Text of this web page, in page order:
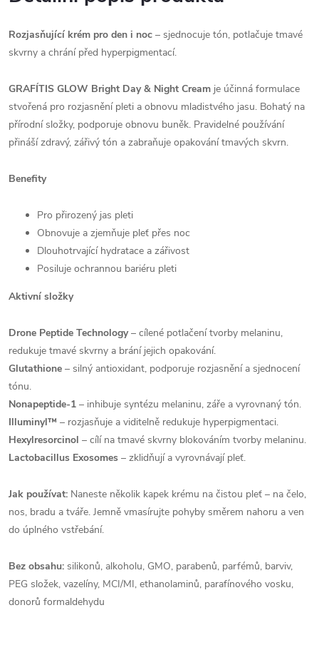
Rozjasňující krém pro den i noc – sjednocuje tón, potlačuje tmavé
skvrny a chrání před hyperpigmentací.
GRAFÍTIS GLOW Bright Day & Night Cream je účinná formulace
stvořená pro rozjasnění pleti a obnovu mladistvého jasu. Bohatý na
přírodní složky, podporuje obnovu buněk. Pravidelné používání
přináší zdravý, zářivý tón a zabraňuje opakování tmavých skvrn.
Benefity
Pro přirozený jas pleti
Obnovuje a zjemňuje pleť přes noc
Dlouhotrvající hydratace a zářivost
Posiluje ochrannou bariéru pleti
Aktivní složky
Drone Peptide Technology– cílené potlačení tvorby melaninu,
redukuje tmavé skvrny a brání jejich opakování.
Glutathione – silný antioxidant, podporuje rozjasnění a sjednocení
tónu.
Nonapeptide-1 – inhibuje syntézu melaninu, záře a vyrovnaný tón.
Illuminyl™ – rozjasňuje a viditelně redukuje hyperpigmentaci.
Hexylresorcinol – cílí na tmavé skvrny blokováním tvorby melaninu.
Lactobacillus Exosomes – zklidňují a vyrovnávají pleť.
Jak používat: Naneste několik kapek krému na čistou pleť – na čelo,
nos, bradu a tváře. Jemně vmasírujte pohyby směrem nahoru a ven
do úplného vstřebání.
Bez obsahu: silikonů, alkoholu, GMO, parabenů, parfémů, barviv,
PEG složek, vazelíny, MCI/MI, ethanolaminů, parafínového vosku,
donorů formaldehydu